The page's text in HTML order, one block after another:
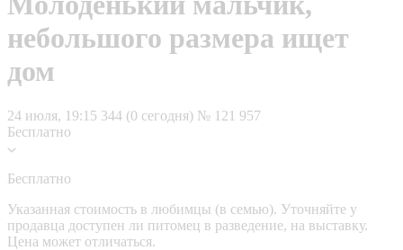
небольшого размера ищет
дом
24 июля, 19:15 344 (0 сегодня) № 121 957
Бесплатно
Бесплатно
Указанная стоимость в любимцы (в семью). Уточняйте у
продавца доступен ли питомец в разведение, на выставку.
Цена может отличаться.